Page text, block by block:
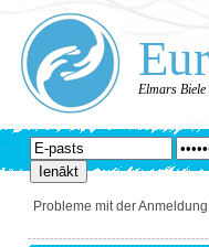
Elmars Biele
Probleme mit der